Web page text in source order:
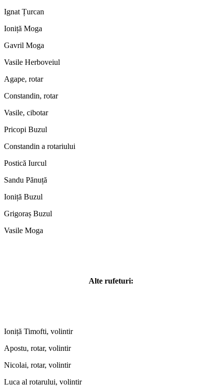
Ignat Țurcan
Ioniță Moga
Gavril Moga
Vasile Herboveiul
Agape, rotar
Constandin, rotar
Vasile, cibotar
Pricopi Buzul
Constandin a rotariului
Postică Iurcul
Sandu Pănuță
Ioniță Buzul
Grigoraș Buzul
Vasile Moga
Alte rufeturi:
Ioniță Timofti, volintir
Apostu, rotar, volintir
Nicolai, rotar, volintir
Luca al rotarului, volintir